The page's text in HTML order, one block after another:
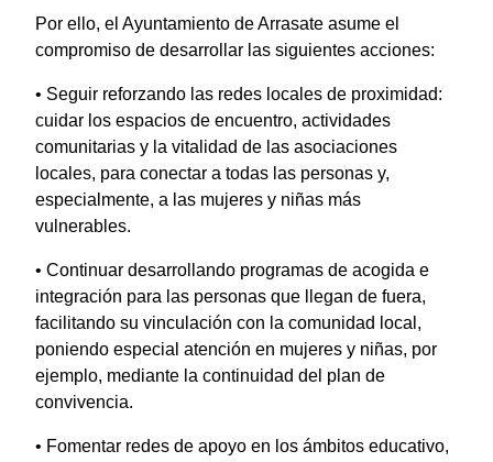
Por ello, el Ayuntamiento de Arrasate asume el
compromiso de desarrollar las siguientes acciones:
• Seguir reforzando las redes locales de proximidad:
cuidar los espacios de encuentro, actividades
comunitarias y la vitalidad de las asociaciones
locales, para conectar a todas las personas y,
especialmente, a las mujeres y niñas más
vulnerables.
• Continuar desarrollando programas de acogida e
integración para las personas que llegan de fuera,
facilitando su vinculación con la comunidad local,
poniendo especial atención en mujeres y niñas, por
ejemplo, mediante la continuidad del plan de
convivencia.
• Fomentar redes de apoyo en los ámbitos educativo,